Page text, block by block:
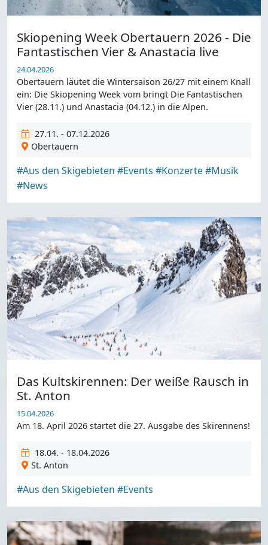
Skiopening Week Obertauern 2026 - Die
Fantastischen Vier & Anastacia live
24.04.2026
Obertauern läutet die Wintersaison 26/27 mit einem Knall
ein: Die Skiopening Week vom bringt Die Fantastischen
Vier (28.11.) und Anastacia (04.12.) in die Alpen.
27.11. - 07.12.2026
Obertauern
#Aus den Skigebieten #Events #Konzerte#Musik
#News
Das Kultskirennen: Der weiße Rausch in
St. Anton
15.04.2026
Am 18. April 2026 startet die 27. Ausgabe des Skirennens!
18.04. - 18.04.2026
St. Anton
#Aus den Skigebieten #Events